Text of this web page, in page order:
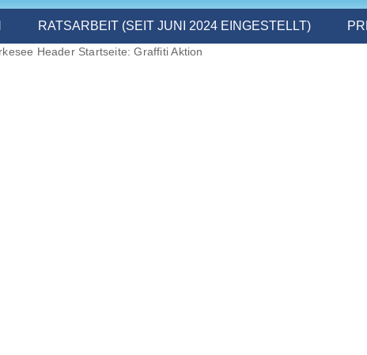
RATSARBEIT (SEIT JUNI 2024 EINGESTELLT)